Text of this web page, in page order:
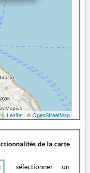
Leaflet | ©OpenStreetMap
de la carte
sélectionner un